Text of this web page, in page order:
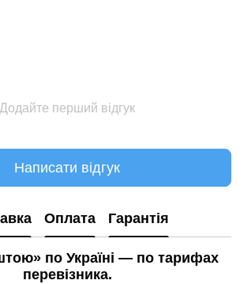
Додайте перший відгук
Написати відгук
Оплата Гарантія
по Україні — по тарифах
перевізника.